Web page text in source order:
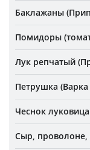
Баклажаны
Помидоры
Лук репчатый
Петрушка (Варка
Чеснок
Сыр,